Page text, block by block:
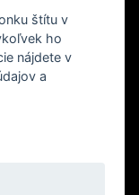
štítu v
ho
nájdete v
a